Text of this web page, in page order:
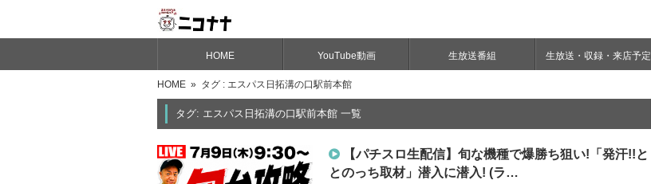
HOME YouTube動画 生放送番組 生放送・収録・来店予定
HOME » タグ : エスパス日拓溝の口駅前本館
タグ: エスパス日拓溝の口駅前本館 一覧
【パチスロ生配信】旬な機種で爆勝ち狙い!「発汗!!と
とのっち取材」潜入に潜入! (ラ…